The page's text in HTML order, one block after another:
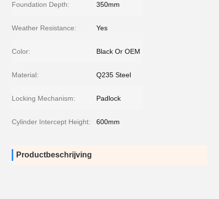
Foundation Depth: 350mm
Weather Resistance: Yes
Color: Black Or OEM
Material: Q235 Steel
Locking Mechanism: Padlock
Cylinder Intercept Height: 600mm
Productbeschrijving